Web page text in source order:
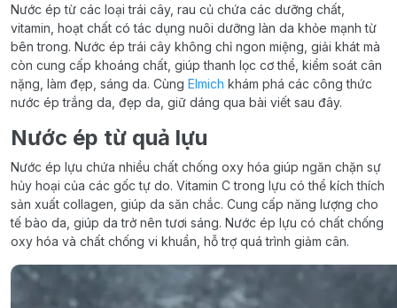
Nước ép từ các loại trái cây, rau củ chứa các dưỡng chất,
vitamin, hoạt chất có tác dụng nuôi dưỡng làn da khỏe mạnh từ
bên trong. Nước ép trái cây không chỉ ngon miệng, giải khát mà
còn cung cấp khoáng chất, giúp thanh lọc cơ thể, kiểm soát cân
nặng, làm đẹp, sáng da. Cùng Elmich khám phá các công thức
nước ép trắng da, đẹp da, giữ dáng qua bài viết sau đây.
Nước ép từ quả lựu
Nước ép lựu chứa nhiều chất chống oxy hóa giúp ngăn chặn sự
hủy hoại của các gốc tự do. Vitamin C trong lựu có thể kích thích
sản xuất collagen, giúp da săn chắc. Cung cấp năng lượng cho
tế bào da, giúp da trở nên tươi sáng. Nước ép lựu có chất chống
oxy hóa và chất chống vi khuẩn, hỗ trợ quá trình giảm cân.